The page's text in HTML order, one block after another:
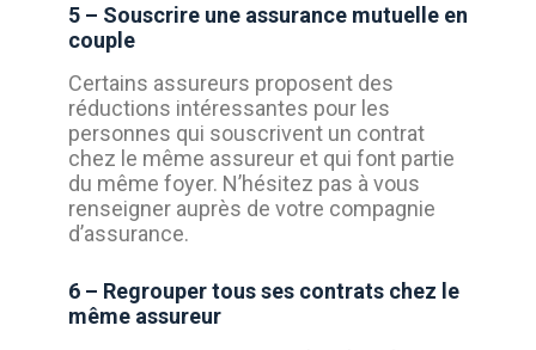
5 – Souscrire une assurance mutuelle en
couple
Certains assureurs proposent des
réductions intéressantes pour les
personnes qui souscrivent un contrat
chez le même assureur et qui font partie
du même foyer. N’hésitez pas à vous
renseigner auprès de votre compagnie
d’assurance.
6 – Regrouper tous ses contrats chez le
même assureur